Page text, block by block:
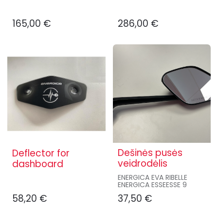
165,00 € 286,00 €
Deflector for
dashboard
58,20 €
Dešinės pusės
veidrodėlis
ENERGICA EVA RIBELLE
ENERGICA ESSEESSE 9
37,50 €